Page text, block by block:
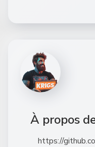
À propos
https://